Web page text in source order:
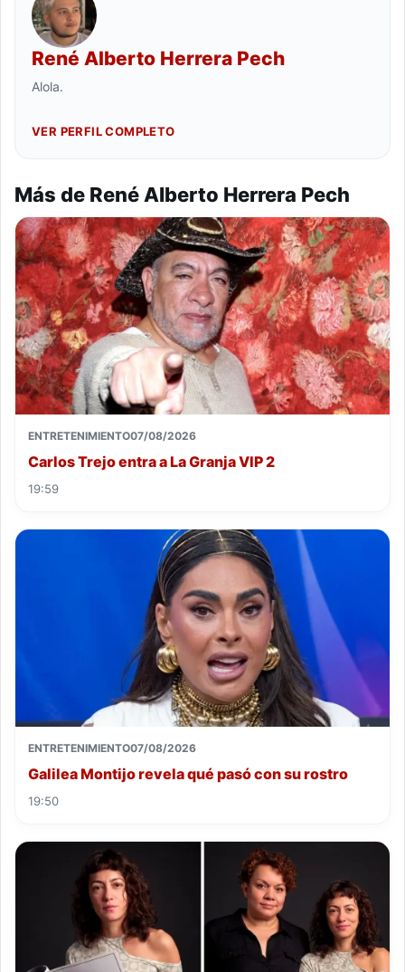
René Alberto Herrera Pech
Alola.
VER PERFIL COMPLETO
Más de René Alberto Herrera Pech
ENTRETENIMIENTO07/08/2026
Carlos Trejo entra a La Granja VIP 2
19:59
ENTRETENIMIENTO07/08/2026
Galilea Montijo revela qué pasó con su rostro
19:50